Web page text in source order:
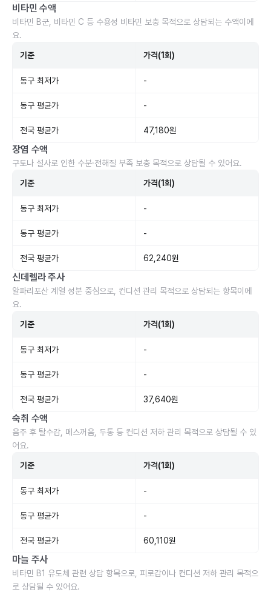
비타민 수액
비타민 B군, 비타민 C 등 수용성 비타민 보충 목적으로 상담되는 수액이에
요.
기준 가격(1회)
동구 최저가 -
동구 평균가 -
전국 평균가 47,180원
장염 수액
구토나 설사로 인한 수분·전해질 부족 보충 목적으로 상담될 수 있어요.
기준 가격(1회)
동구 최저가 -
동구 평균가 -
전국 평균가 62,240원
신데렐라 주사
알파리포산 계열 성분 중심으로, 컨디션 관리 목적으로 상담되는 항목이에
요.
기준 가격(1회)
동구 최저가 -
동구 평균가 -
전국 평균가 37,640원
숙취 수액
음주 후 탈수감, 메스꺼움, 두통 등 컨디션 저하 관리 목적으로 상담될 수 있
어요.
기준 가격(1회)
동구 최저가 -
동구 평균가 -
전국 평균가 60,110원
마늘 주사
비타민 B1 유도체 관련 상담 항목으로, 피로감이나 컨디션 저하 관리 목적으
로 상담될 수 있어요.